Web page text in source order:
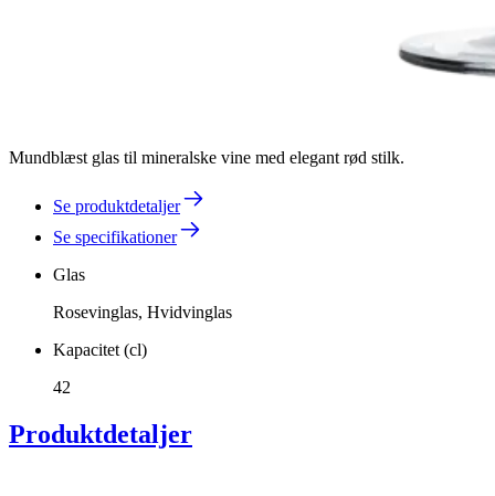
Mundblæst glas til mineralske vine med elegant rød stilk.
Se produktdetaljer
Se specifikationer
Glas
Rosevinglas, Hvidvinglas
Kapacitet (cl)
42
Produktdetaljer